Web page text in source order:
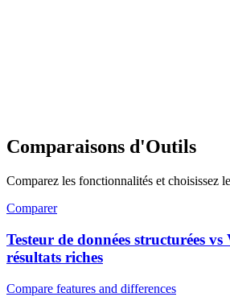
Comparaisons d'Outils
Comparez les fonctionnalités et choisissez
Comparer
Testeur de données structurées
résultats riches
Compare features and differences